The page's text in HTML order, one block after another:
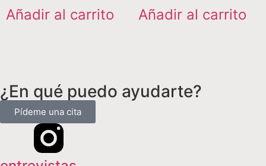
Añadir al carrito Añadir al carrito
¿En qué puedo ayudarte?
Pídeme una cita